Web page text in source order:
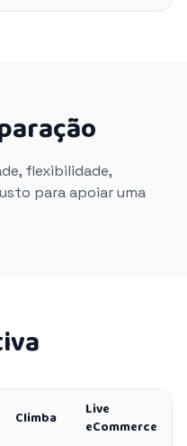
flexibilidade,
para apoiar uma
Climba
Live
eCommerce